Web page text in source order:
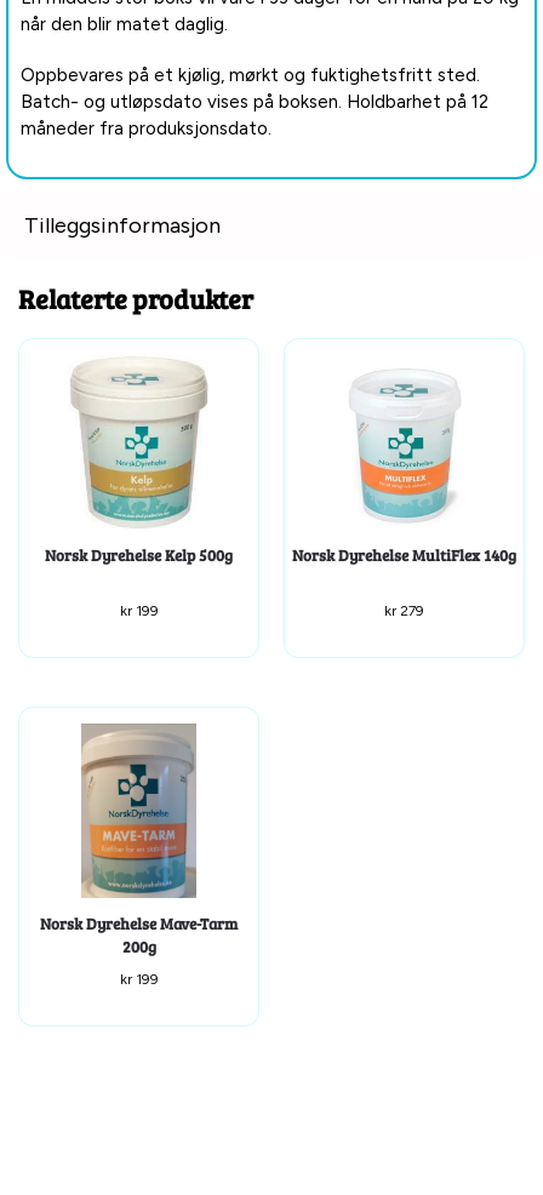
når den blir matet daglig.
Oppbevares på et kjølig, mørkt og fuktighetsfritt sted.
Batch- og utløpsdato vises på boksen. Holdbarhet på 12
måneder fra produksjonsdato.
Tilleggsinformasjon
Relaterte produkter
Norsk Dyrehelse Kelp 500g
kr199
Norsk Dyrehelse MultiFlex 140g
kr 279
Norsk Dyrehelse Mave-Tarm
200g
kr199